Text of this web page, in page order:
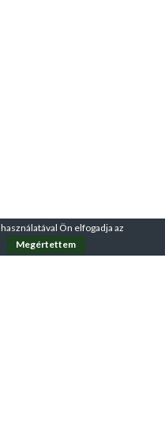
Ön elfogadja az
Megértettem